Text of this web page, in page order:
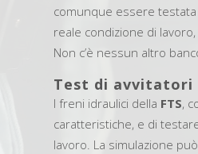
comunque essere
reale condizione di
Non c’è nessun altro
Test di avvitatori
I freni idraulici della FTS,
caratteristiche, e di
lavoro. La simulazione